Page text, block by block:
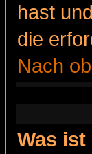
hast
die
Nach
Was ist